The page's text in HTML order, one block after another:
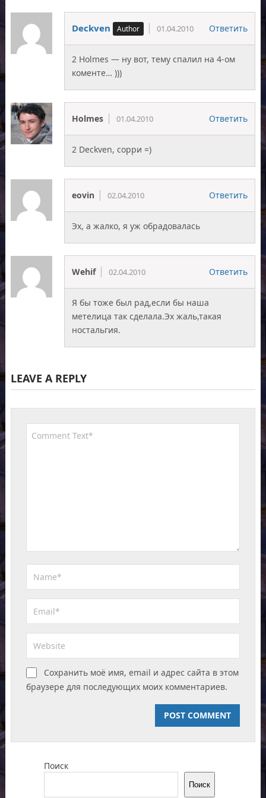
Deckven 01.04.2010 Ответить
2 Holmes — ну вот, тему спалил на 4-ом
коменте… )))
Holmes 01.04.2010 Ответить
2 Deckven, сорри =)
eovin 02.04.2010 Ответить
Эх, а жалко, я уж обрадовалась
Wehif 02.04.2010 Ответить
Я бы тоже был рад,если бы наша
метелица так сделала.Эх жаль,такая
ностальгия.
LEAVE A REPLY
Сохранить моё имя, email и адрес сайта в этом
браузере для последующих моих комментариев.
Поиск
Поиск